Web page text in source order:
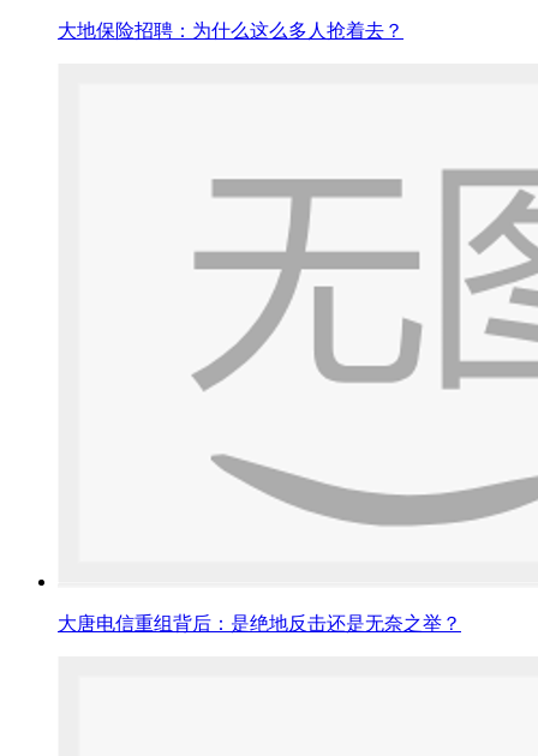
大地保险招聘：为什么这么多人抢着去？
大唐电信重组背后：是绝地反击还是无奈之举？